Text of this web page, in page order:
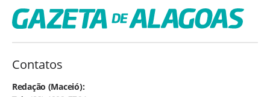
Contatos
Redação (Maceió):